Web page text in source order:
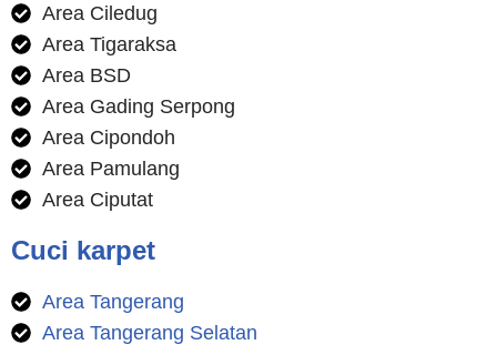
Area Ciledug
Area Tigaraksa
Area BSD
Area Gading Serpong
Area Cipondoh
Area Pamulang
Area Ciputat
Cuci karpet
Area Tangerang
Area Tangerang Selatan